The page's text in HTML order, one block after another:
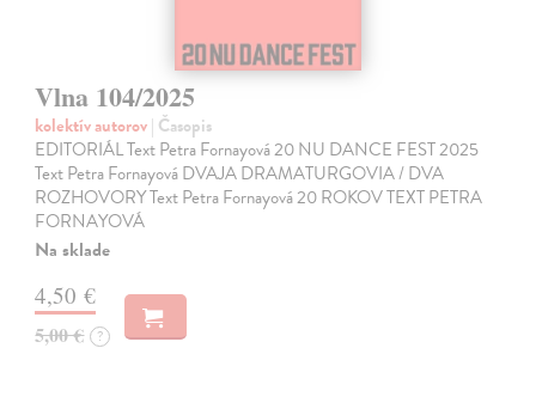
Vlna 104/2025
kolektív autorov| Časopis
EDITORIÁL Text Petra Fornayová 20 NU DANCE FEST 2025
Text Petra Fornayová DVAJA DRAMATURGOVIA / DVA
ROZHOVORY Text Petra Fornayová 20 ROKOV TEXT PETRA
FORNAYOVÁ
Na sklade
4,50 €
5,00 € ?